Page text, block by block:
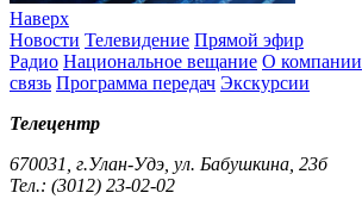
Наверх
Новости Телевидение Прямой эфир
Радио Национальное вещание О компании
связь Программа передач Экскурсии
Телецентр
670031, г.Улан-Удэ, ул. Бабушкина, 23б
Тел.: (3012) 23-02-02